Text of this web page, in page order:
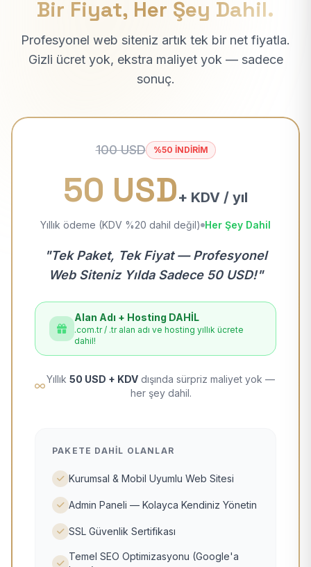
Bir Fiyat, Her Şey Dahil.
Profesyonel web siteniz artık tek bir net fiyatla.
Gizli ücret yok, ekstra maliyet yok — sadece
sonuç.
100 USD %50 İNDİRİM
50 USD+ KDV / yıl
Yıllık ödeme (KDV %20 dahil değil) Her Şey Dahil
"Tek Paket, Tek Fiyat — Profesyonel
Web Siteniz Yılda Sadece 50 USD!"
Alan Adı + Hosting DAHİL
.com.tr / .tr alan adı ve hosting yıllık ücrete
dahil!
Yıllık 50 USD + KDV dışında sürpriz maliyet yok —
her şey dahil.
PAKETE DAHIL OLANLAR
Kurumsal & Mobil Uyumlu Web Sitesi
Admin Paneli — Kolayca Kendiniz Yönetin
SSL Güvenlik Sertifikası
Temel SEO Optimizasyonu (Google'a